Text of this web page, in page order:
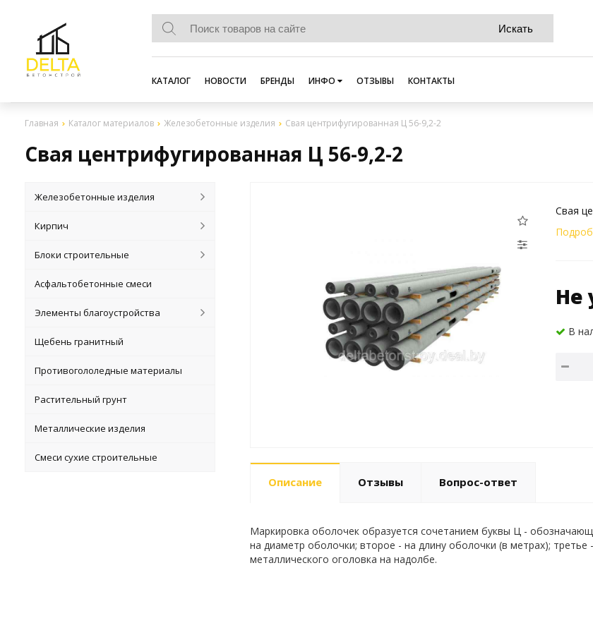
КАТАЛОГ НОВОСТИ БРЕНДЫ ИНФО ОТЗЫВЫ КОНТАКТЫ
Главная Каталог материалов Железобетонные изделия Свая центрифугированная Ц 56-9,2-2
Свая центрифугированная Ц 56-9,2-2
Железобетонные изделия
Кирпич
Блоки строительные
Асфальтобетонные смеси
Элементы благоустройства
Щебень гранитный
Противогололедные материалы
Растительный грунт
Металлические изделия
Смеси сухие строительные
Свая
Не
В
Описание Отзывы Вопрос-ответ
Маркировка оболочек образуется сочетанием буквы Ц -
на диаметр оболочки; второе - на длину оболочки (в метрах);
металлического оголовка на надолбе.